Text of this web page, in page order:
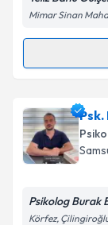
Metni
Mimar Sinan
Uzm. Dr.
talebi
için bir
Psk.
Psikolog Burak
Körfez,